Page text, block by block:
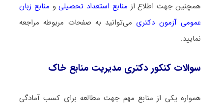
همچنین جهت اطلاع از منابع استعداد تحصیلیو منابع زبان
عمومی آزمون دکتری می‌توانید به صفحات مربوطه مراجعه
نمایید.
سوالات کنکور دکتری مدیریت منابع خاک
همواره یکی از منابع مهم جهت مطالعه برای کسب آمادگی